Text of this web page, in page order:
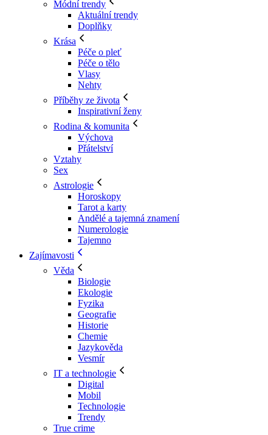
Módní trendy
Aktuální trendy
Doplňky
Krása
Péče o pleť
Péče o tělo
Vlasy
Nehty
Příběhy ze života
Inspirativní ženy
Rodina & komunita
Výchova
Přátelství
Vztahy
Sex
Astrologie
Horoskopy
Tarot a karty
Andělé a tajemná znamení
Numerologie
Tajemno
Zajímavosti
Věda
Biologie
Ekologie
Fyzika
Geografie
Historie
Chemie
Jazykověda
Vesmír
IT a technologie
Digital
Mobil
Technologie
Trendy
True crime